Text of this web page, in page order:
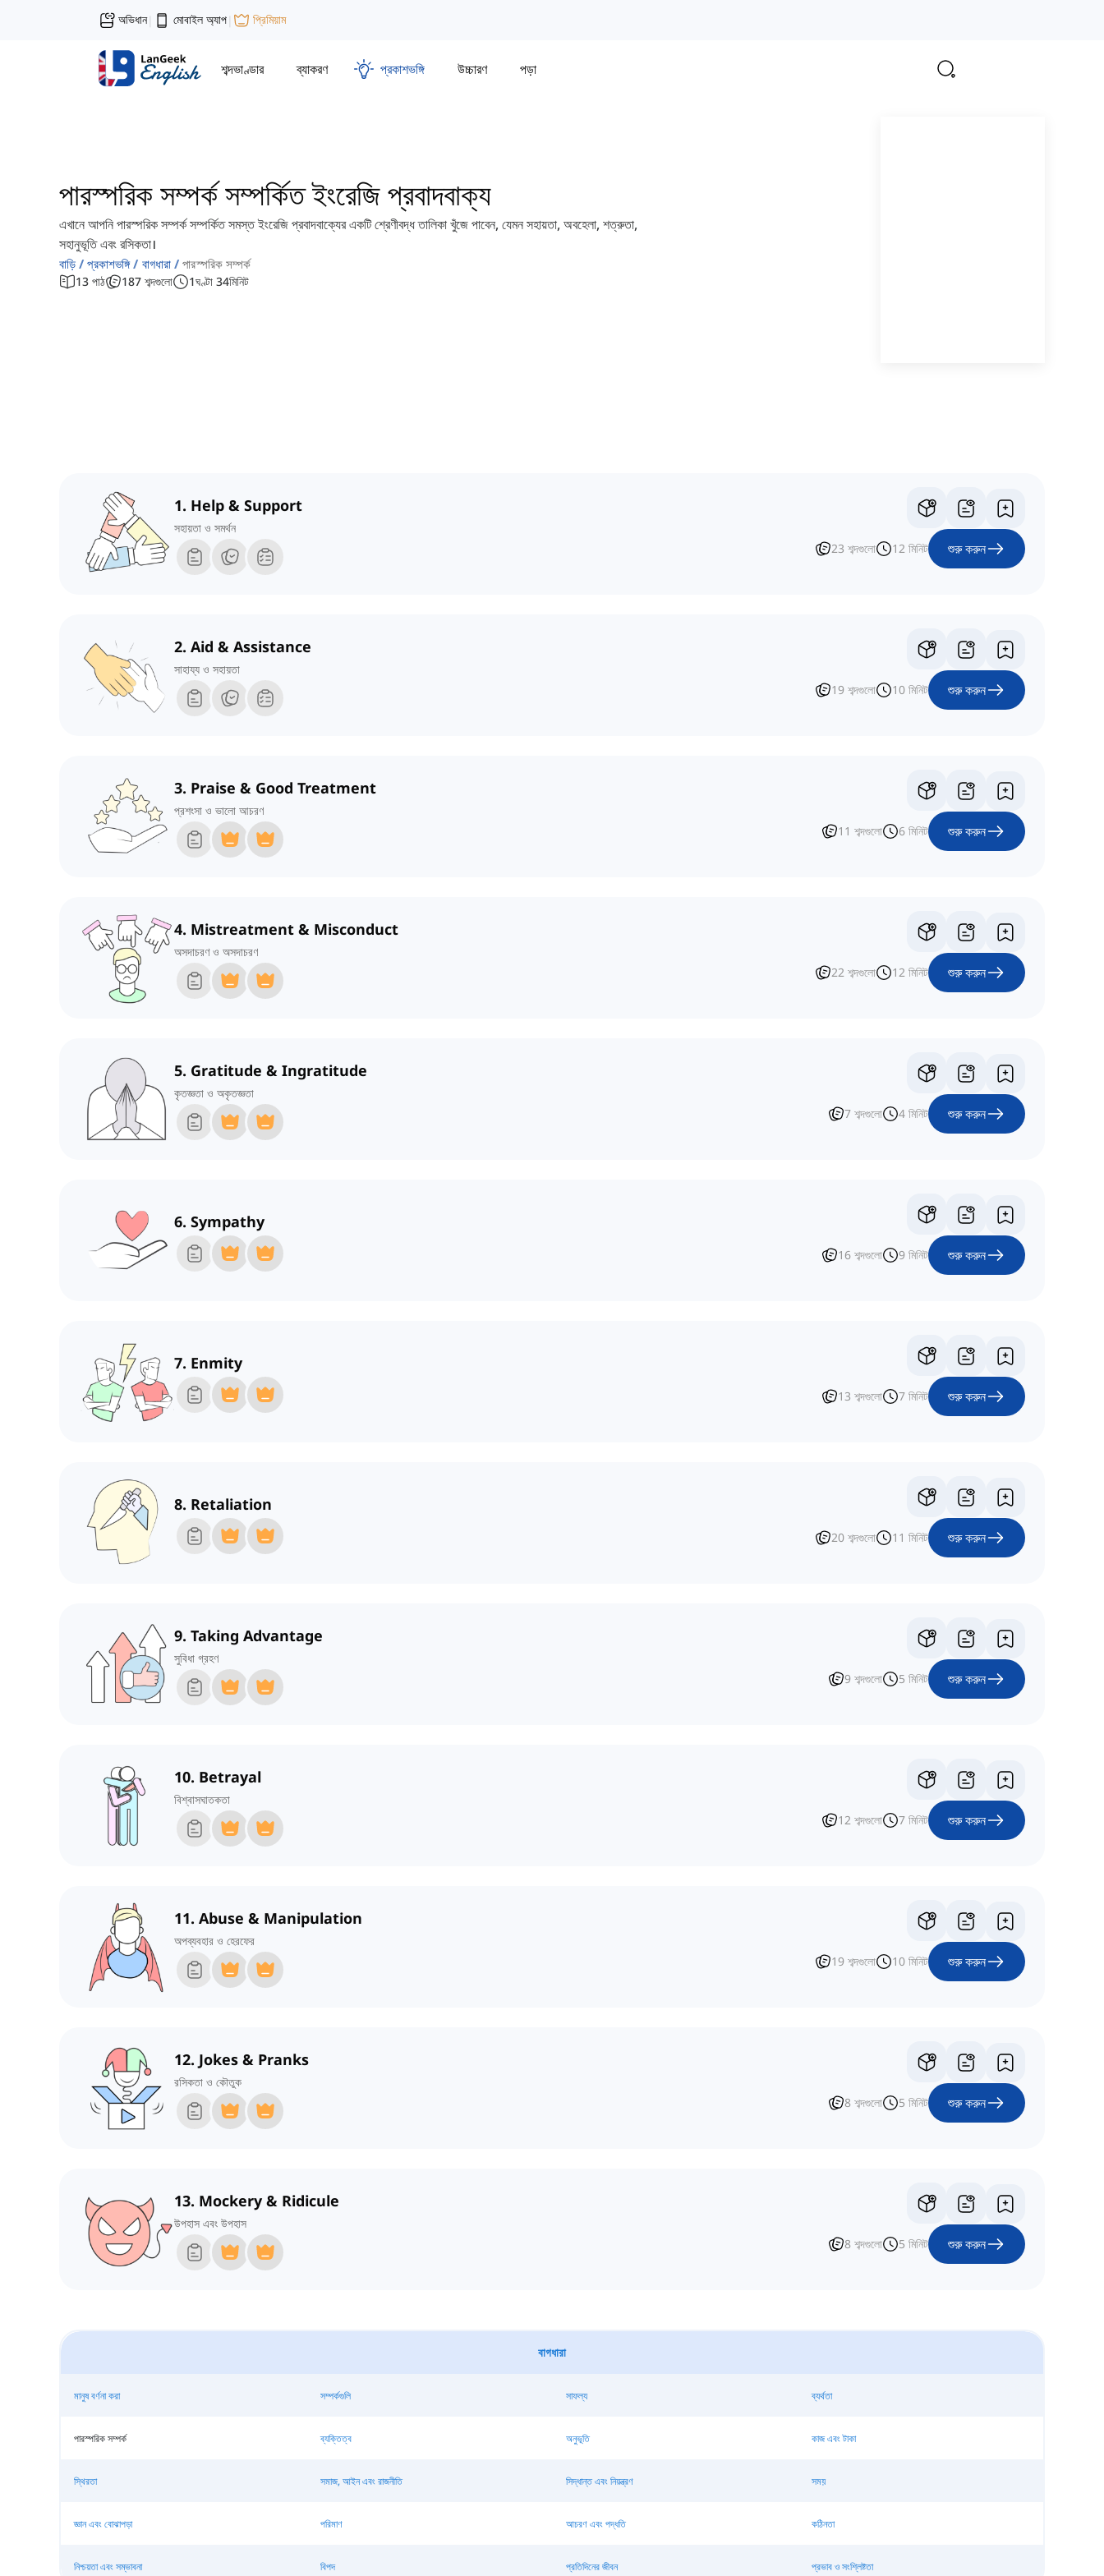
অভিধান| মোবাইল অ্যাপ| প্রিমিয়াম
শব্দভাণ্ডার ব্যাকরণ প্রকাশভঙ্গি উচ্চারণ পড়া
পারস্পরিক সম্পর্ক সম্পর্কিত ইংরেজি প্রবাদবাক্য
এখানে আপনি পারস্পরিক সম্পর্ক সম্পর্কিত সমস্ত ইংরেজি প্রবাদবাক্যের একটি শ্রেণীবদ্ধ তালিকা খুঁজে পাবেন, যেমন সহায়তা, অবহেলা, শত্রুতা,
সহানুভূতি এবং রসিকতা।
বাড়ি প্রকাশভঙ্গি বাগধারা পারস্পরিক সম্পর্ক
13 পাঠ 187 শব্দগুলো 1ঘণ্টা 34মিনিট
1. Help & Support
সহায়তা ও সমর্থন
23 শব্দগুলো 12 মিনিট শুরু করুন
2. Aid & Assistance
সাহায্য ও সহায়তা
19 শব্দগুলো 10 মিনিট শুরু করুন
3. Praise & Good Treatment
প্রশংসা ও ভালো আচরণ
11 শব্দগুলো 6 মিনিট শুরু করুন
4. Mistreatment & Misconduct
অসদাচরণ ও অসদাচরণ
22 শব্দগুলো 12 মিনিট শুরু করুন
5. Gratitude & Ingratitude
কৃতজ্ঞতা ও অকৃতজ্ঞতা
7 শব্দগুলো 4 মিনিট শুরু করুন
6. Sympathy
16 শব্দগুলো 9 মিনিট শুরু করুন
7. Enmity
13 শব্দগুলো 7 মিনিট শুরু করুন
8. Retaliation
20 শব্দগুলো 11 মিনিট শুরু করুন
9. Taking Advantage
সুবিধা গ্রহণ
9 শব্দগুলো 5 মিনিট শুরু করুন
10. Betrayal
বিশ্বাসঘাতকতা
12 শব্দগুলো 7 মিনিট শুরু করুন
11. Abuse & Manipulation
অপব্যবহার ও হেরফের
19 শব্দগুলো 10 মিনিট শুরু করুন
12. Jokes & Pranks
রসিকতা ও কৌতুক
8 শব্দগুলো 5 মিনিট শুরু করুন
13. Mockery & Ridicule
উপহাস এবং উপহাস
8 শব্দগুলো 5 মিনিট শুরু করুন
বাগধারা
মানুষ বর্ণনা করা সম্পর্কগুলি সাফল্য ব্যর্থতা
পারস্পরিক সম্পর্ক ব্যক্তিত্ব অনুভূতি কাজ এবং টাকা
স্থিরতা সমাজ, আইন এবং রাজনীতি সিদ্ধান্ত এবং নিয়ন্ত্রণ সময়
জ্ঞান এবং বোঝাপড়া পরিমাণ আচরণ এবং পদ্ধতি কঠিনতা
নিশ্চয়তা এবং সম্ভাবনা বিপদ প্রতিদিনের জীবন প্রভাব ও সংশ্লিষ্টতা